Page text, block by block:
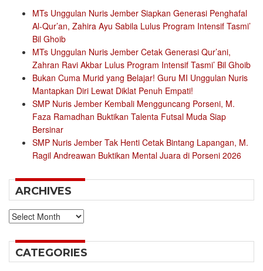
MTs Unggulan Nuris Jember Siapkan Generasi Penghafal
Al-Qur’an, Zahira Ayu Sabila Lulus Program Intensif Tasmi’
Bil Ghoib
MTs Unggulan Nuris Jember Cetak Generasi Qur’ani,
Zahran Ravi Akbar Lulus Program Intensif Tasmi’ Bil Ghoib
Bukan Cuma Murid yang Belajar! Guru MI Unggulan Nuris
Mantapkan Diri Lewat Diklat Penuh Empati!
SMP Nuris Jember Kembali Mengguncang Porseni, M.
Faza Ramadhan Buktikan Talenta Futsal Muda Siap
Bersinar
SMP Nuris Jember Tak Henti Cetak Bintang Lapangan, M.
Ragil Andreawan Buktikan Mental Juara di Porseni 2026
ARCHIVES
Archives
CATEGORIES